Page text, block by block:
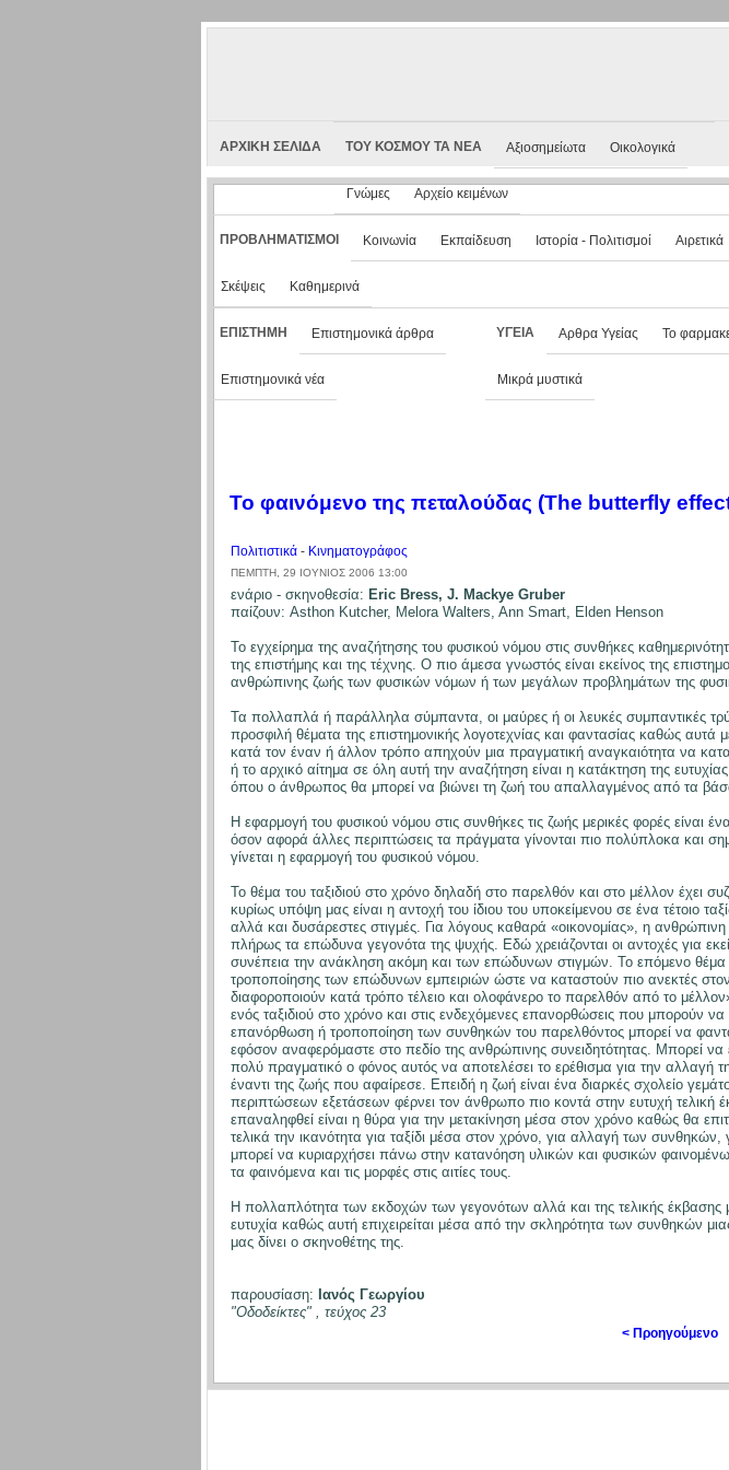
ΑΡΧΙΚΗ ΣΕΛΙΔΑ ΤΟΥ ΚΟΣΜΟΥ ΤΑ ΝΕΑ Αξιοσημείωτα Οικολογικά
Γνώμες Αρχείο κειμένων
ΠΡΟΒΛΗΜΑΤΙΣΜΟΙ Κοινωνία Εκπαίδευση Ιστορία - Πολιτισμοί Αιρετικά
Σκέψεις Καθημερινά
ΕΠΙΣΤΗΜΗ Επιστημονικά άρθρα
Επιστημονικά νέα
ΥΓΕΙΑ Αρθρα Υγείας Το
Μικρά μυστικά
Το φαινόμενο της πεταλούδας (The butterfly
Πολιτιστικά - Κινηματογράφος
ΠΈΜΠΤΗ, 29 ΙΟΎΝΙΟΣ 2006 13:00
ενάριο - σκηνοθεσία: Eric Bress, J. Mackye Gruber
παίζουν: Asthon Kutcher, Melora Walters, Ann Smart, Elden Henson
Το εγχείρημα της αναζήτησης του φυσικού νόμου στις συνθήκες
της επιστήμης και της τέχνης. Ο πιο άμεσα γνωστός είναι εκείνος της
ανθρώπινης ζωής των φυσικών νόμων ή των μεγάλων προβλημάτων της
Τα πολλαπλά ή παράλληλα σύμπαντα, οι μαύρες ή οι λευκές συμπαντικές
προσφιλή θέματα της επιστημονικής λογοτεχνίας και φαντασίας καθώς
κατά τον έναν ή άλλον τρόπο απηχούν μια πραγματική αναγκαιότητα να
ή το αρχικό αίτημα σε όλη αυτή την αναζήτηση είναι η κατάκτηση της
όπου ο άνθρωπος θα μπορεί να βιώνει τη ζωή του απαλλαγμένος από τα
Η εφαρμογή του φυσικού νόμου στις συνθήκες τις ζωής μερικές φορές
όσον αφορά άλλες περιπτώσεις τα πράγματα γίνονται πιο πολύπλοκα και
γίνεται η εφαρμογή του φυσικού νόμου.
Το θέμα του ταξιδιού στο χρόνο δηλαδή στο παρελθόν και στο μέλλον έχει
κυρίως υπόψη μας είναι η αντοχή του ίδιου του υποκείμενου σε ένα τέτοιο
αλλά και δυσάρεστες στιγμές. Για λόγους καθαρά «οικονομίας», η
πλήρως τα επώδυνα γεγονότα της ψυχής. Εδώ χρειάζονται οι αντοχές για
συνέπεια την ανάκληση ακόμη και των επώδυνων στιγμών. Το επόμενο θέμα
τροποποίησης των επώδυνων εμπειριών ώστε να καταστούν πιο ανεκτές
διαφοροποιούν κατά τρόπο τέλειο και ολοφάνερο το παρελθόν από το
ενός ταξιδιού στο χρόνο και στις ενδεχόμενες επανορθώσεις που μπορούν να
επανόρθωση ή τροποποίηση των συνθηκών του παρελθόντος μπορεί να
εφόσον αναφερόμαστε στο πεδίο της ανθρώπινης συνειδητότητας. Μπορεί να
πολύ πραγματικό ο φόνος αυτός να αποτελέσει το ερέθισμα για την αλλαγή
έναντι της ζωής που αφαίρεσε. Επειδή η ζωή είναι ένα διαρκές σχολείο
περιπτώσεων εξετάσεων φέρνει τον άνθρωπο πιο κοντά στην ευτυχή
επαναληφθεί είναι η θύρα για την μετακίνηση μέσα στον χρόνο καθώς θα
τελικά την ικανότητα για ταξίδι μέσα στον χρόνο, για αλλαγή των
μπορεί να κυριαρχήσει πάνω στην κατανόηση υλικών και φυσικών
τα φαινόμενα και τις μορφές στις αιτίες τους.
Η πολλαπλότητα των εκδοχών των γεγονότων αλλά και της τελικής έκβασης
ευτυχία καθώς αυτή επιχειρείται μέσα από την σκληρότητα των συνθηκών
μας δίνει ο σκηνοθέτης της.
παρουσίαση: Ιανός Γεωργίου
"Οδοδείκτες" , τεύχος 23
< Προηγούμενο